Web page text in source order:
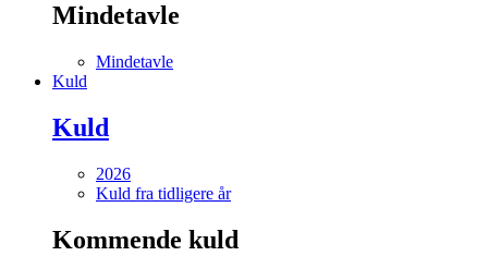
Mindetavle
Mindetavle
Kuld
Kuld
2026
Kuld fra tidligere år
Kommende kuld